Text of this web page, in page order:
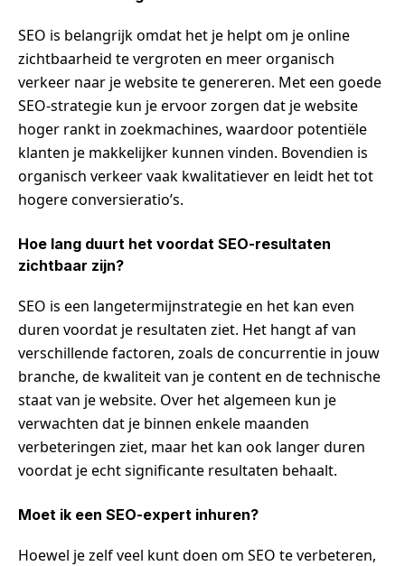
SEO is belangrijk omdat het je helpt om je online
zichtbaarheid te vergroten en meer organisch
verkeer naar je website te genereren. Met een goede
SEO-strategie kun je ervoor zorgen dat je website
hoger rankt in zoekmachines, waardoor potentiële
klanten je makkelijker kunnen vinden. Bovendien is
organisch verkeer vaak kwalitatiever en leidt het tot
hogere conversieratio’s.
Hoe lang duurt het voordat SEO-resultaten
zichtbaar zijn?
SEO is een langetermijnstrategie en het kan even
duren voordat je resultaten ziet. Het hangt af van
verschillende factoren, zoals de concurrentie in jouw
branche, de kwaliteit van je content en de technische
staat van je website. Over het algemeen kun je
verwachten dat je binnen enkele maanden
verbeteringen ziet, maar het kan ook langer duren
voordat je echt significante resultaten behaalt.
Moet ik een SEO-expert inhuren?
Hoewel je zelf veel kunt doen om SEO te verbeteren,